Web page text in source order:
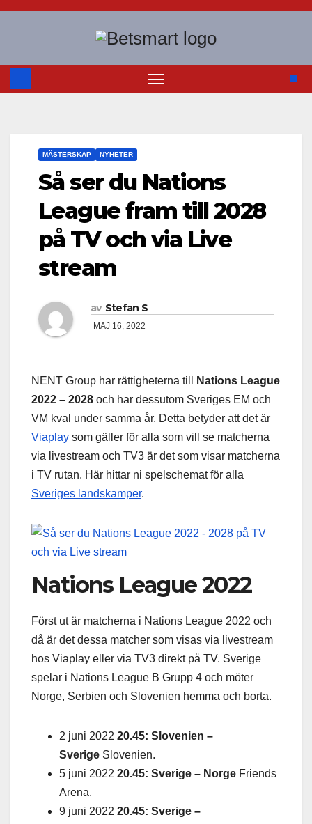
Hoppa
MÄSTERSKAP NYHETER
Så ser du Nations
League fram till 2028
på TV och via Live
stream
av Stefan S
MAJ 16, 2022
NENT Group har rättigheterna till
Nations League
2022 – 2028 och har dessutom Sveriges EM och
VM kval under samma år. Detta betyder att det är
Viaplay som gäller för alla som vill se matcherna
via livestream och TV3 är det som visar matcherna
i TV rutan. Här hittar ni spelschemat för alla
Sveriges landskamper.
Nations League 2022
Först ut är matcherna i Nations League 2022 och
då är det dessa matcher som visas via livestream
hos Viaplay eller via TV3 direkt på TV. Sverige
spelar i Nations League B Grupp 4 och möter
Norge, Serbien och Slovenien hemma och borta.
2 juni 2022 20.45: Slovenien –
Sverige Slovenien.
5 juni 2022 20.45: Sverige – Norge Friends
Arena.
9 juni 2022 20.45: Sverige –